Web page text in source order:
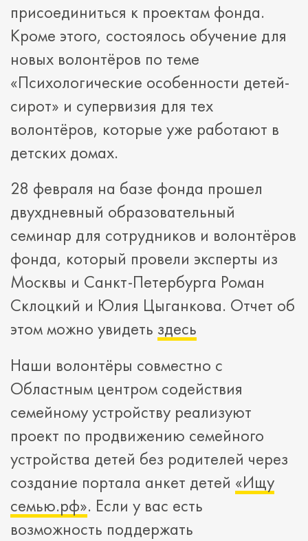
присоединиться к проектам фонда.
Кроме этого, состоялось обучение для
новых волонтёров по теме
«Психологические особенности детей-
сирот» и супервизия для тех
волонтёров, которые уже работают в
детских домах.
28 февраля на базе фонда прошел
двухдневный образовательный
семинар для сотрудников и волонтёров
фонда, который провели эксперты из
Москвы и Санкт-Петербурга Роман
Склоцкий и Юлия Цыганкова. Отчет об
этом можно увидеть здесь
Наши волонтёры совместно с
Областным центром содействия
семейному устройству реализуют
проект по продвижению семейного
устройства детей без родителей через
создание портала анкет детей «Ищу
семью.рф». Если у вас есть
возможность поддержать